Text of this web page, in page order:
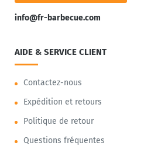
info@fr-barbecue.com
AIDE & SERVICE CLIENT
Contactez-nous
Expédition et retours
Politique de retour
Questions fréquentes